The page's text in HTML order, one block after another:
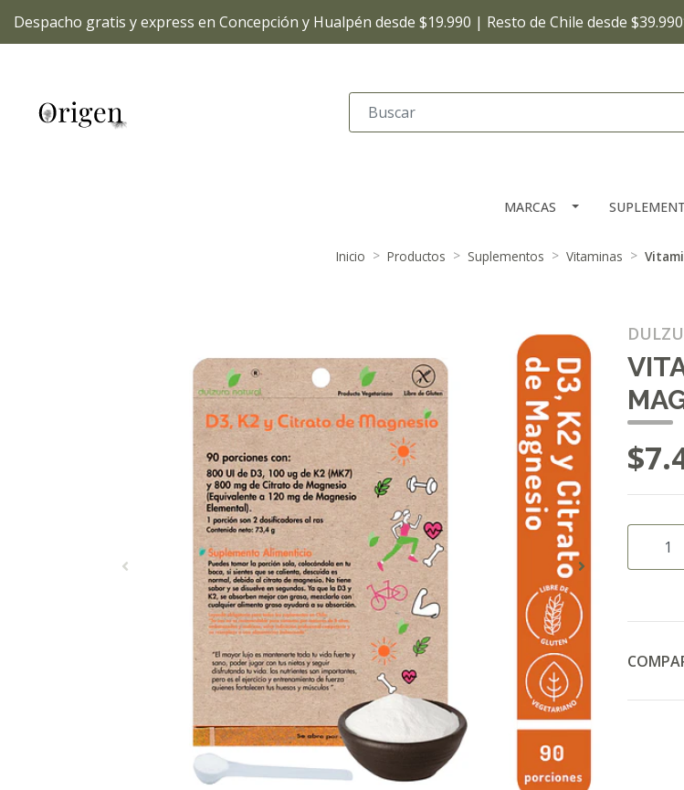
Despacho gratis y express en Concepción y Hualpén desde $19.990 | Resto de Chile desde
MARCAS
Inicio Productos Suplementos Vitaminas